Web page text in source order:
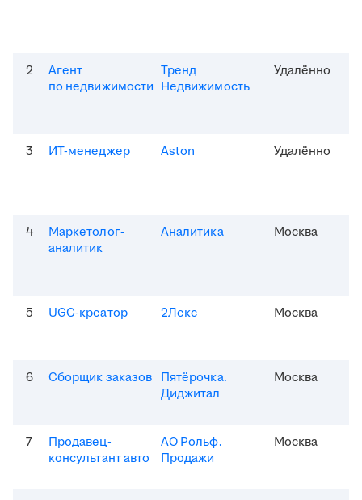
2
Агент
по недвижимости
Тренд
Недвижимость
Удалённо
3 ИТ-менеджер Aston Удалённо
4
Маркетолог-
аналитик
Аналитика Москва
5 UGC-креатор 2Лекс Москва
6 Сборщик заказов Пятёрочка.
Диджитал
Москва
7
Продавец-
консультант авто
АО Рольф.
Продажи
Москва